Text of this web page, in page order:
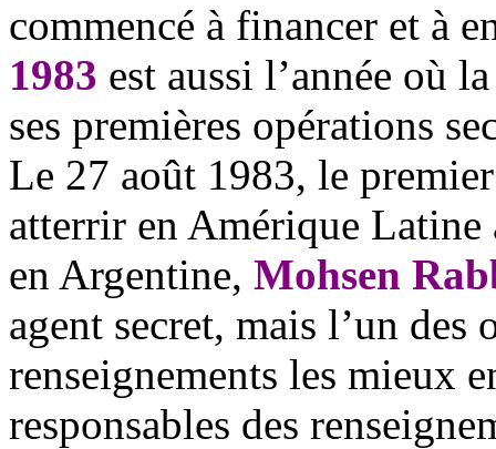
commencé à financer et à
1983 est aussi l’année où
ses premières opérations
Le 27 août 1983, le
atterrir en Amérique Latine
en Argentine, Mohsen
agent secret, mais l’un des
renseignements les mieux
responsables des